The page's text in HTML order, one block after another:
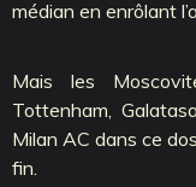
médian en enrôlant
Mais les
Tottenham,
Milan AC dans ce
fin.